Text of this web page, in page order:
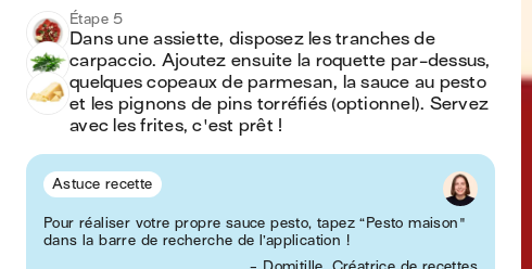
Étape 5
Dans une assiette, disposez les tranches de
carpaccio. Ajoutez ensuite la roquette par-dessus,
quelques copeaux de parmesan, la sauce au pesto
et les pignons de pins torréfiés (optionnel). Servez
avec les frites, c'est prêt !
Astuce recette
Pour réaliser votre propre sauce pesto, tapez “Pesto maison"
dans la barre de recherche de l’application !